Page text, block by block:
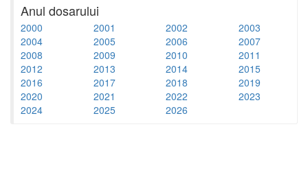
Anul dosarului
2000 2001 2002
2003
2004
2005 2006
2007
2008
2009 2010
2011
2012
2013 2014
2015
2016
2017 2018
2019
2020
2021 2022
2023
2024
2025 2026